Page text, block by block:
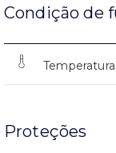
Condição de
Proteções